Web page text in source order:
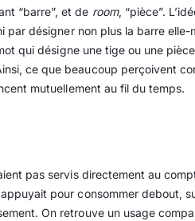
“barre”, et de room, “pièce”.
par désigner non plus la barre elle-
qui désigne une tige ou une
ce que beaucoup perçoivent
mutuellement au fil du temps.
pas servis directement au
pour consommer debout,
On retrouve un usage